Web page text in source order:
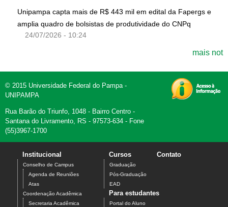
Unipampa capta mais de R$ 443 mil em edital da Fapergs e
amplia quadro de bolsistas de produtividade do CNPq
24/07/2026 - 10:24
mais not
© 2015 Universidade Federal do Pampa -
UNIPAMPA
Rua Barão do Triunfo, 1048 - Bairro Centro -
Santana do Livramento, RS - 97573-634 - Fone
(55)3967-1700
Institucional
Conselho de Campus
Agenda de Reuniões
Atas
Coordenação Acadêmica
Secretaria Acadêmica
Cursos
Graduação
Pós-Graduação
EAD
Contato
Para estudantes
Portal do Aluno